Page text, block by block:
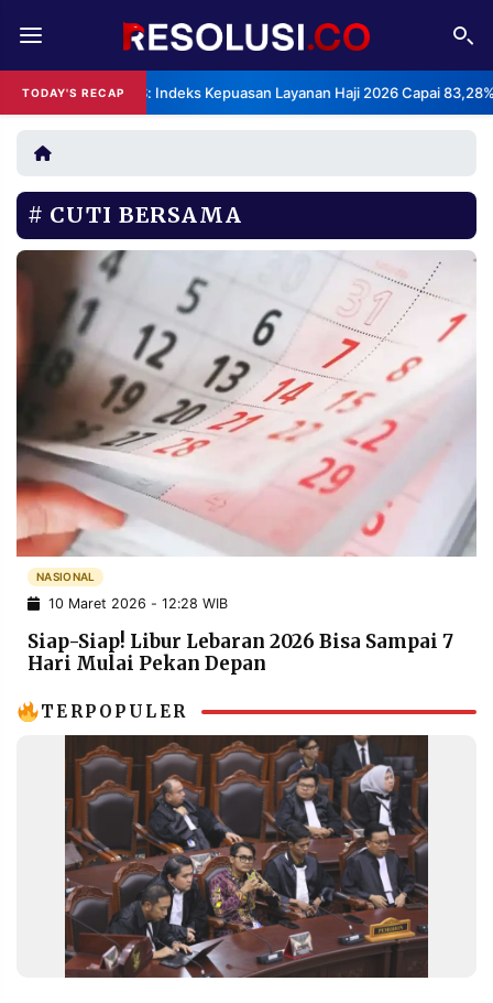
TODAY'S RECAPBPS: Indeks Kepuasan Layanan Haji 2026 Capai
REDAKSI TENTANG
RESOLUSI IKLAN
RUBRIKASI
EDITORIAL AKSARA
FINANSIA PERSONA
DAERAH NASIONAL
MANCA SPORT
INFORMASI
PRIVACY
POLICY
BERITA
WARGA
INFORMASI
IKLAN
KIRIM
PENGADUAN TERM
SERVICE
IKUTI
CUTI BERSAMA
NASIONAL
10 Maret 2026 - 12:28 WIB
Siap-Siap! Libur Lebaran 2026 Bisa Sampai 7
Hari Mulai Pekan Depan
TERPOPULER